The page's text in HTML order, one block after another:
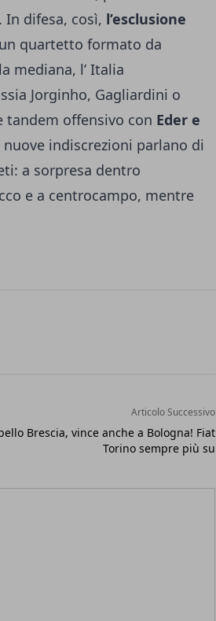
In difesa, così, l’esclusione
quartetto formato da
mediana, l’ Italia
Jorginho, Gagliardini o
tandem offensivo con Eder e
indiscrezioni parlano di
a sorpresa dentro
e a centrocampo, mentre
Articolo Successivo
Brescia, vince anche a Bologna! Fiat
Torino sempre più su